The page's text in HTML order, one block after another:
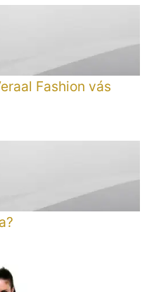
Fashion vás